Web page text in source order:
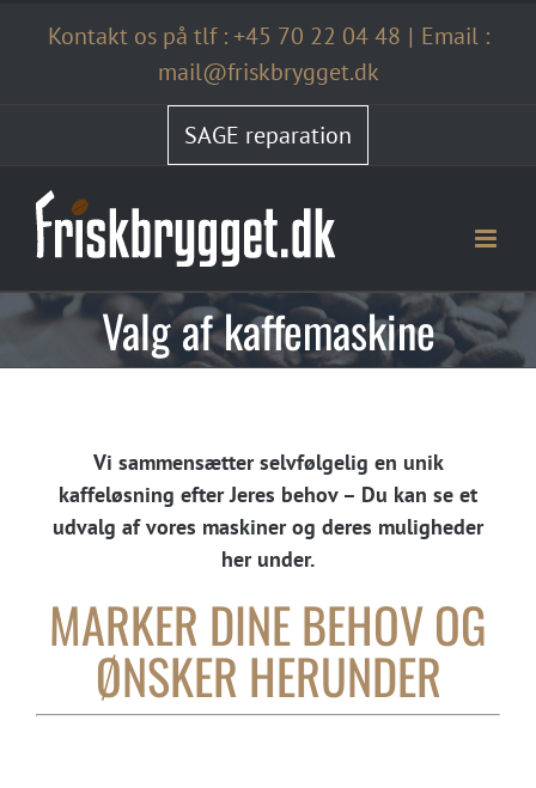
Kontakt os på tlf :+45 70 22 04 48 | Email :
mail@friskbrygget.dk
SAGE reparation
Valg af kaffemaskine
Vi sammensætter selvfølgelig en unik
kaffeløsning efter Jeres behov – Du kan se et
udvalg af vores maskiner og deres muligheder
her under.
MARKER DINE BEHOV OG
ØNSKER HERUNDER